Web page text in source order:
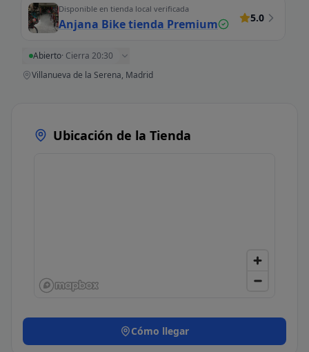
Disponible en tienda local verificada
Anjana Bike tienda Premium 5.0
Abierto· Cierra 20:30
Villanueva de la Serena, Madrid
Ubicación de la Tienda
Cómo llegar